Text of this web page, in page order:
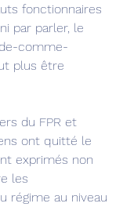
fonctionnaires
par parler, le
comme-
plus être
du FPR et
ont quitté le
exprimés non
les
régime au niveau